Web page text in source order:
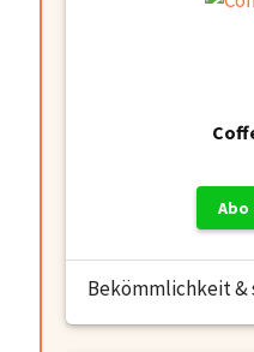
Abo
Bekömmlichkeit &